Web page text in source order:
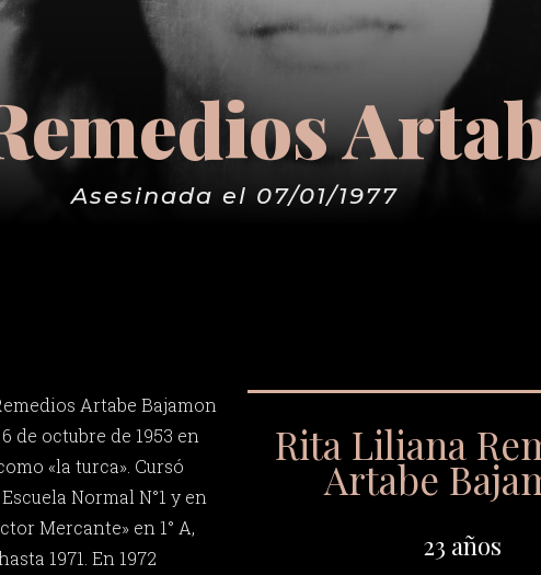
Asesinada el 07/01/1977
Artabe Bajamon
de octubre de 1953 en
«la turca». Cursó
Normal N°1 y en
Mercante» en 1° A,
1971. En 1972
Rita Liliana
Artabe
23 años